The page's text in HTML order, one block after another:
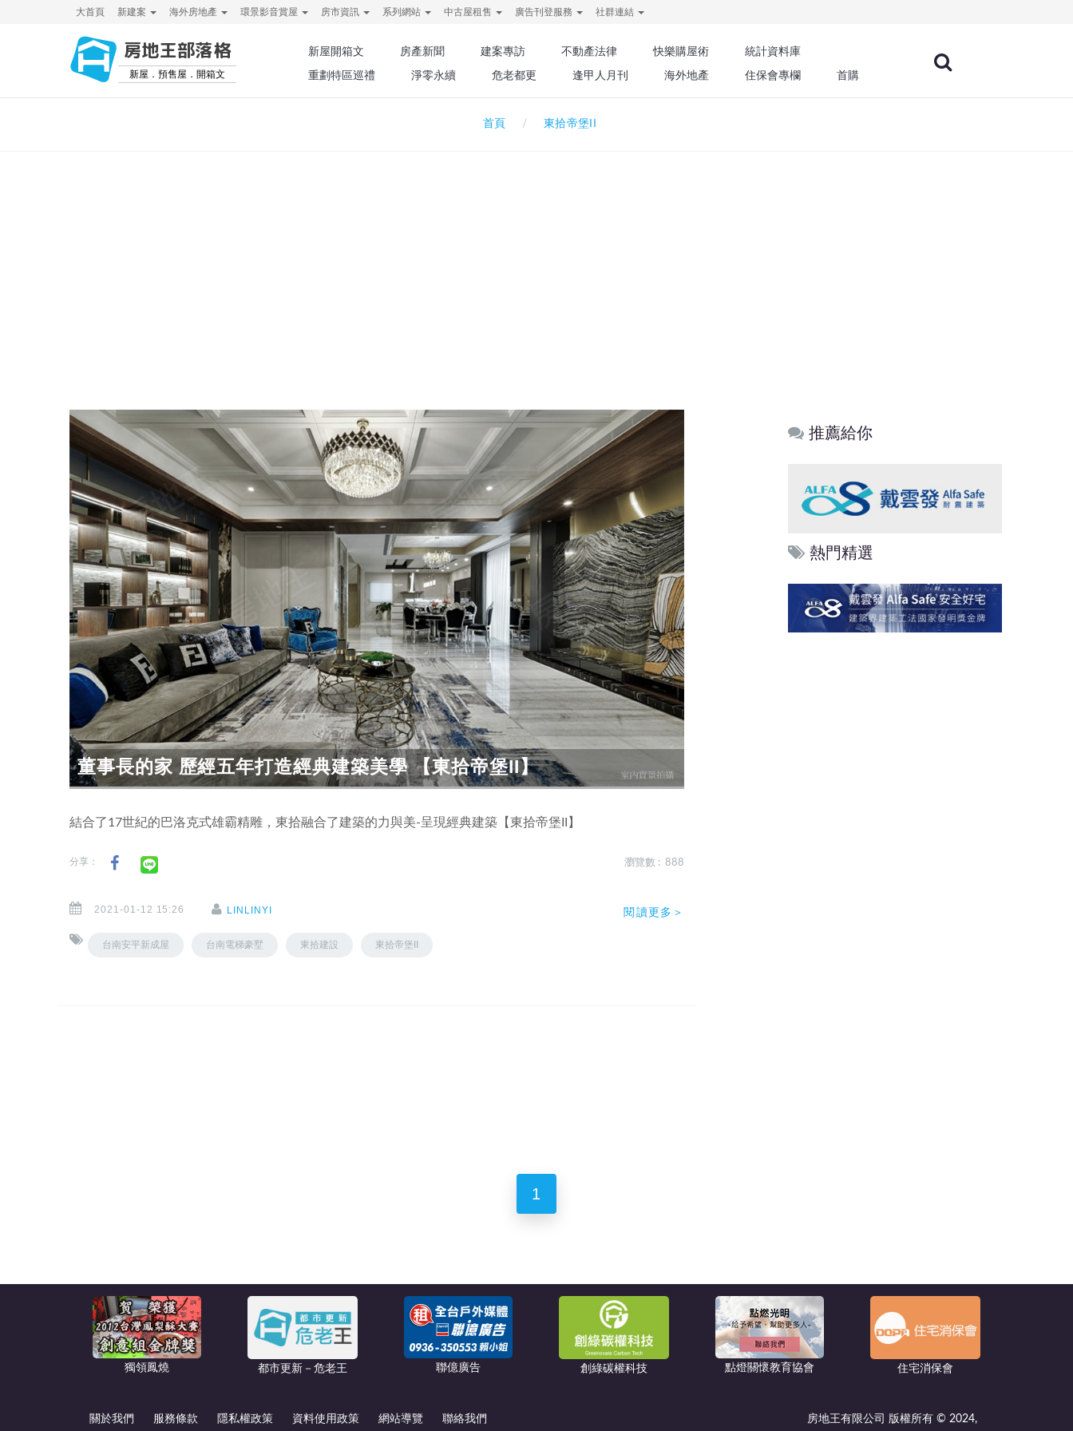
大首頁 新建案 海外房地產 環景影音賞屋 房市資訊 系列網站 中古屋租售 廣告刊登服務 社群連結
房地王部落格
新屋．預售屋．開箱文
新屋開箱文 房產新聞 建案專訪 不動產法律 快樂購屋術
統計資料庫
重劃特區巡禮
淨零永續 危老都更 逢甲人月刊 海外地產 住保會專欄 首購
首頁 東拾帝堡II
董事長的家 歷經五年打造經典建築美學 【東拾帝堡II】
結合了17世紀的巴洛克式雄霸精雕，東拾融合了建築的力與美-呈現經典建築【東拾帝堡II】
分享： 瀏覽數 : 888
2021-01-12 15:26 LINLINYI
台南安平新成屋 台南電梯豪墅 東拾建設 東拾帝堡II
閱讀更多＞
推薦給你
熱門精選
1
獨領鳳燒 都市更新－危老王 聯億廣告 創綠碳權科技 點燈關懷教育協會 住宅消保會
關於我們 服務條款 隱私權政策 資料使用政策 網站導覽 聯絡我們 房地王有限公司 版權所有 © 2024,